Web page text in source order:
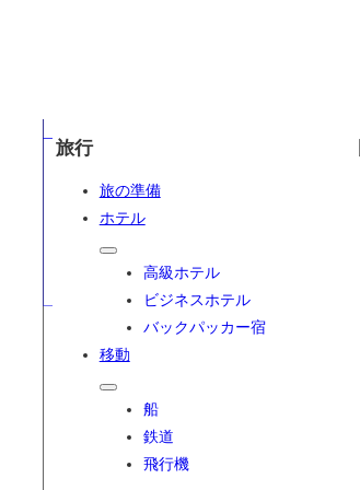
旅行
旅の準備
ホテル
高級ホテル
ビジネスホテル
バックパッカー宿
移動
船
鉄道
飛行機